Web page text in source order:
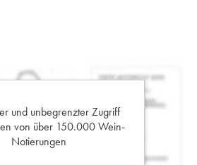
und unbegrenzter Zugriff
von über 150.000 Wein-
Notierungen